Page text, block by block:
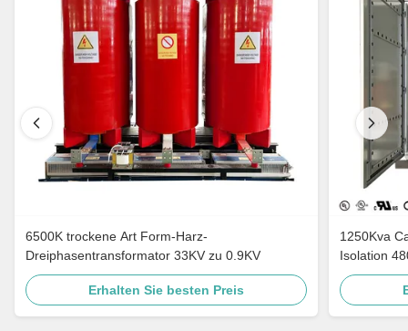
6500K trockene Art Form-Harz-
Dreiphasentransformator 33KV zu 0.9KV
Erhalten Sie besten Preis
1250Kva Cast Resin Dry Type Transformers
Isolation